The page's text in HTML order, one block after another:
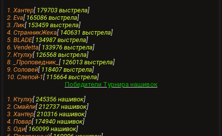
1. Хантеp[ 179703 выстрела]
2. Evа[ 165086 выстрела]
3. Лик[ 153459 выстрела]
4. СтранникЖека[ 140631 выстрела]
5. BLADE[ 134987 выстрела]
6. Vendettа[ 133976 выстрела]
7. Ктулху[ 126568 выстрела]
8. _Проповедник_ [ 126013 выстрела]
9. Сoловей[ 118407 выстрела]
10. Слепой-1[ 115664 выстрела]
Победители Турнира нашивок
1. Ктулху[ 245356 нашивок]
2. Смайли[ 212737 нашивок]
3. Хантеp[ 210316 нашивок]
4. Повар[ 174940 нашивок]
5. Оди[ 160099 нашивок]